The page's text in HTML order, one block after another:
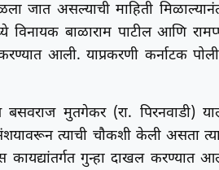
जात असल्याची माहिती
विनायक बाळाराम पाटील आणि
आली. याप्रकरणी कर्नाटक
बसवराज मुतगेकर (रा. पिरनवाडी)
त्याची चौकशी केली असता
कायद्यांतर्गत गुन्हा दाखल करण्यात